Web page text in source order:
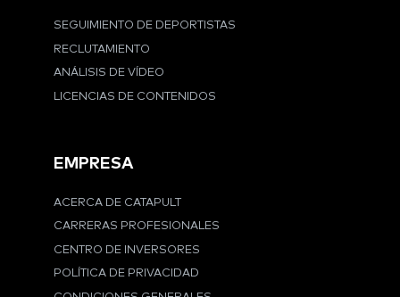
SEGUIMIENTO DE DEPORTISTAS
RECLUTAMIENTO
ANÁLISIS DE VÍDEO
LICENCIAS DE CONTENIDOS
EMPRESA
ACERCA DE CATAPULT
CARRERAS PROFESIONALES
CENTRO DE INVERSORES
POLÍTICA DE PRIVACIDAD